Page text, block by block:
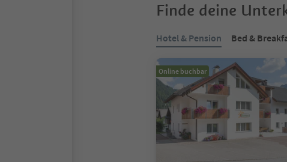
Finde deine
Hotel & Pension Bed &
Online buchbar